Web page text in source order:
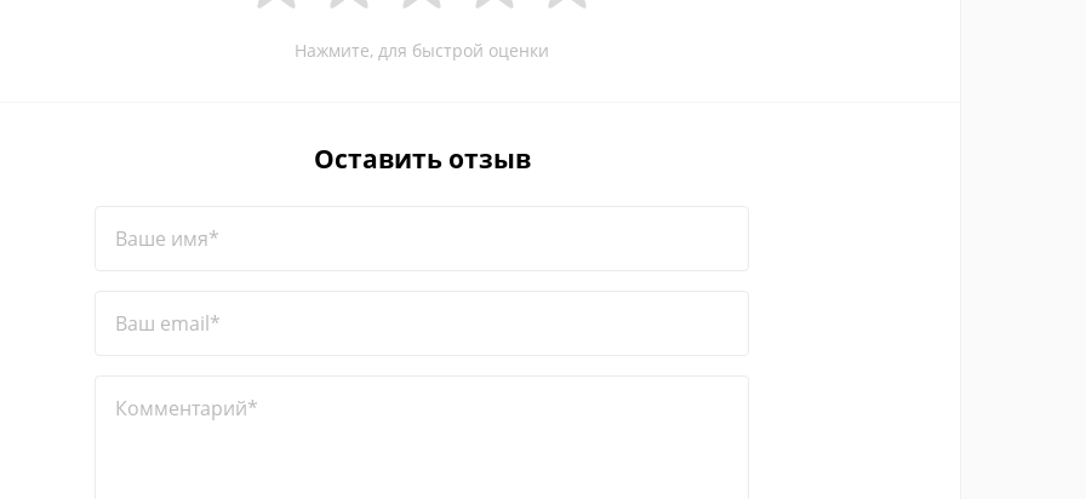
Нажмите, для быстрой оценки
Оставить отзыв
Ваше имя*
Ваш email*
Комментарий*